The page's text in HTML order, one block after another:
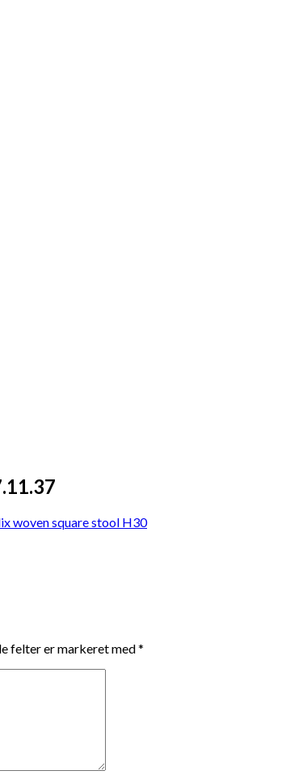
woven square stool H30
felter er markeret med*